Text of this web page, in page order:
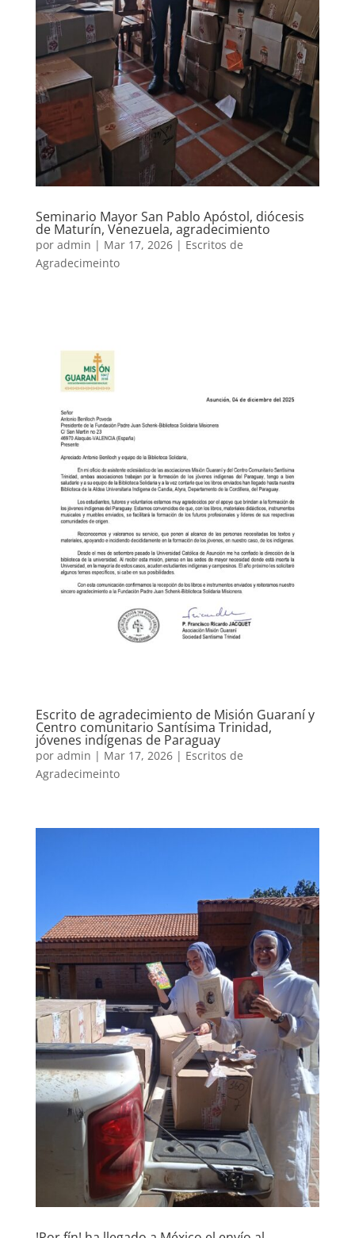
Seminario Mayor San Pablo Apóstol, diócesis
de Maturín, Venezuela, agradecimiento
por admin | Mar 17, 2026| Escritos de
Agradecimeinto
Escrito de agradecimiento de Misión Guaraní y
Centro comunitario Santísima Trinidad,
jóvenes indígenas de Paraguay
por admin | Mar 17, 2026| Escritos de
Agradecimeinto